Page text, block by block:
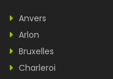
Anvers
Arlon
Bruxelles
Charleroi